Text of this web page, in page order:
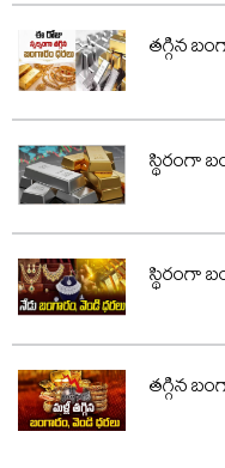
తగ్గిన
స్థిరంగా
స్థిరంగా
తగ్గిన